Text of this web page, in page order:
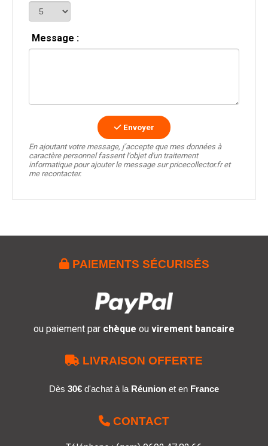
Message :
Envoyer
En ajoutant votre message, j’accepte que mes données à
caractère personnel fassent l'objet d'un traitement
informatique pour ajouter le message sur pricecollector.fr et
me recontacter.
 PAIEMENTS SÉCURISÉS
ou paiement par chèque ou virement bancaire
 LIVRAISON OFFERTE
Dès 30€ d'achat à la Réunion et en France
 CONTACT